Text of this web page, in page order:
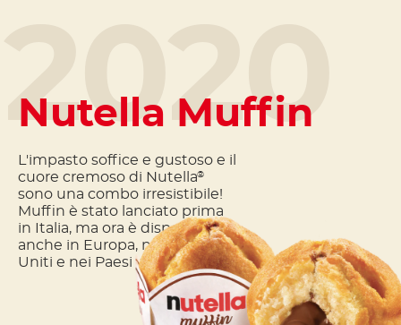
2020
Nutella Muffin
L'impasto soffice e gustoso e il
cuore cremoso di Nutella®
sono una combo irresistibile!
Muffin è stato lanciato prima
in Italia, ma ora è disponibile
anche in Europa, negli Stati
Uniti e nei Paesi del Golfo.